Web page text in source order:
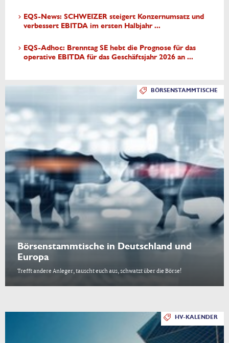
EQS-News: SCHWEIZER steigert Konzernumsatz und
verbessert EBITDA im ersten Halbjahr ...
EQS-Adhoc: Brenntag SE hebt die Prognose für das
operative EBITDA für das Geschäftsjahr 2026 an ...
BÖRSENSTAMMTISCHE
Börsenstammtische in Deutschland und
Europa
Trefft andere Anleger, tauscht euch aus, schwatzt über die Börse!
HV-KALENDER